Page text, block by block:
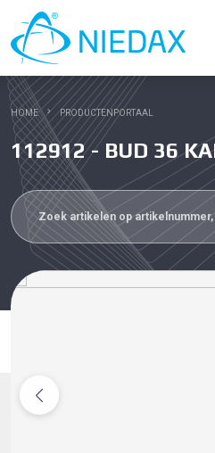
HOME PRODUCTENPORTAAL
112912 - BUD 36